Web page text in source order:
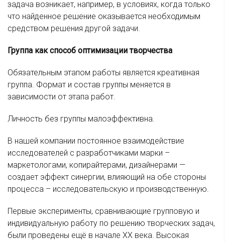
задача возникает, например, в условиях, когда только
что найденное решение оказывается необходимым
средством решения другой задачи.
Группа как способ оптимизации творчества
Обязательным этапом работы является креативная
группа. Формат и состав группы меняется в
зависимости от этапа работ.
Личность без группы малоэффективна.
В нашей компании постоянное взаимодействие
исследователей с разработчиками марки –
маркетологами, копирайтерами, дизайнерами —
создает эффект синергии, влияющий на обе стороны
процесса – исследовательскую и производственную.
Первые эксперименты, сравнивающие групповую и
индивидуальную работу по решению творческих задач,
были проведены ещё в начале XX века. Высокая